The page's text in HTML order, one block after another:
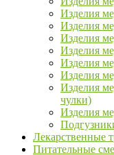
Изделия
Изделия
Изделия
Изделия
Изделия
Изделия
Изделия
чулки)
Изделия
Лекарственные
Питательные